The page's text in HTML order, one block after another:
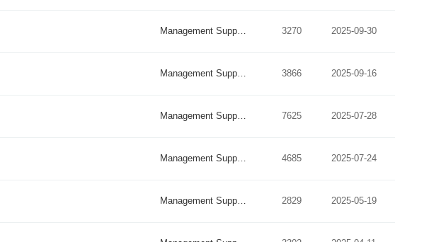
Management Supp… 3270 2025-09-30
Management Supp… 3866 2025-09-16
Management Supp… 7625 2025-07-28
Management Supp… 4685 2025-07-24
Management Supp… 2829 2025-05-19